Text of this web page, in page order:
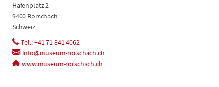
Hafenplatz 2
9400 Rorschach
Schweiz
Tel.: +41 71 841 4062
info@museum-rorschach.ch
www.museum-rorschach.ch